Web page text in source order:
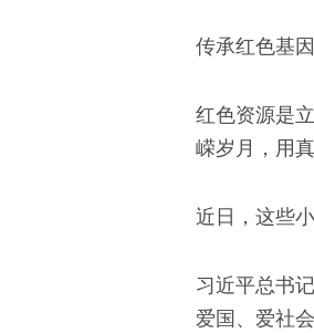
传承红色基因
红色资源是
嵘岁月，用
近日，这些
习近平总书
爱国、爱社